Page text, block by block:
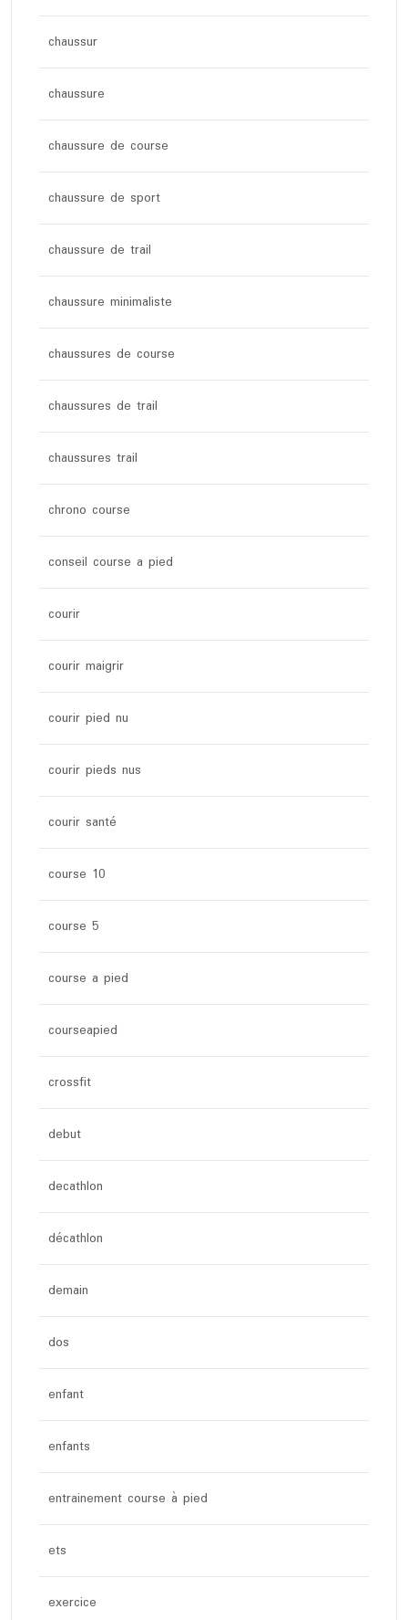
chaussur
chaussure
chaussure de course
chaussure de sport
chaussure de trail
chaussure minimaliste
chaussures de course
chaussures de trail
chaussures trail
chrono course
conseil course a pied
courir
courir maigrir
courir pied nu
courir pieds nus
courir santé
course 10
course 5
course a pied
courseapied
crossfit
debut
decathlon
décathlon
demain
dos
enfant
enfants
entrainement course à pied
ets
exercice